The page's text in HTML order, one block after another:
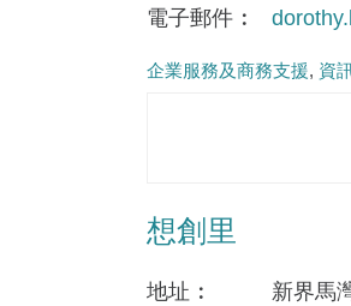
電子郵件
企業服務及商務支援 資
想創里
地址
新界馬